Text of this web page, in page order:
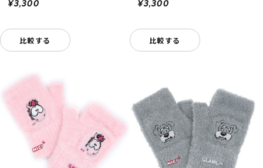
¥3,300
比較する
¥3,300
比較する